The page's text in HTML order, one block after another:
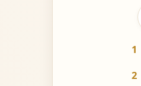
1
2